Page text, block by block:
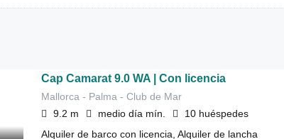
Cap Camarat 9.0 WA | Con licencia
Mallorca - Palma - Club de Mar
9.2 m medio día mín. 10 huéspedes
Alquiler de barco con licencia, Alquiler de lancha